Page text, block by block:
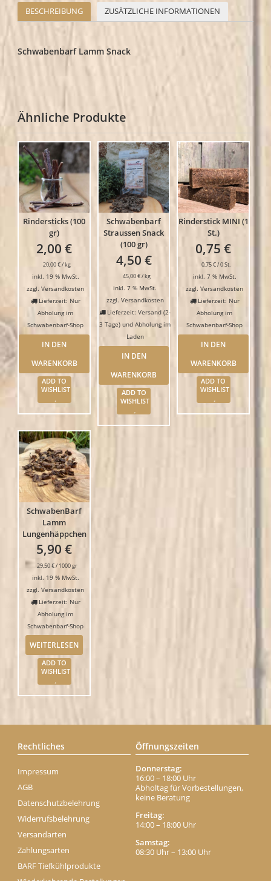
BESCHREIBUNG ZUSÄTZLICHE INFORMATIONEN
Schwabenbarf Lamm Snack
Ähnliche Produkte
Rindersticks (100
gr)
2,00€
20,00€/kg
inkl. 19 % MwSt.
zzgl.Versandkosten
Lieferzeit: Nur
Abholung im
Schwabenbarf-Shop
IN DEN
WARENKORB
ADD TO
WISHLIST
Schwabenbarf
Straussen Snack
(100 gr)
4,50 €
45,00€/kg
inkl. 7 % MwSt.
zzgl. Versandkosten
Lieferzeit: Versand (2-
3 Tage) und Abholung im
Laden
IN DEN
WARENKORB
ADD TO
WISHLIST
Rinderstick MINI (1
St.)
0,75€
0,75€/0St.
inkl. 7 % MwSt.
zzgl.Versandkosten
Lieferzeit: Nur
Abholung im
Schwabenbarf-Shop
IN DEN
WARENKORB
ADD TO
WISHLIST
SchwabenBarf
Lamm
Lungenhäppchen
5,90€
29,50€/ 1000gr
inkl. 19 % MwSt.
zzgl.Versandkosten
Lieferzeit: Nur
Abholung im
Schwabenbarf-Shop
WEITERLESEN
ADD TO
WISHLIST
Rechtliches
Impressum
AGB
Datenschutzbelehrung
Widerrufsbelehrung
Versandarten
Zahlungsarten
BARF Tiefkühlprodukte
Öffnungszeiten
Donnerstag:
16:00 – 18:00 Uhr
Abholtag für Vorbestellungen,
keine Beratung
Freitag:
14:00 – 18:00 Uhr
Samstag:
08:30 Uhr – 13:00 Uhr